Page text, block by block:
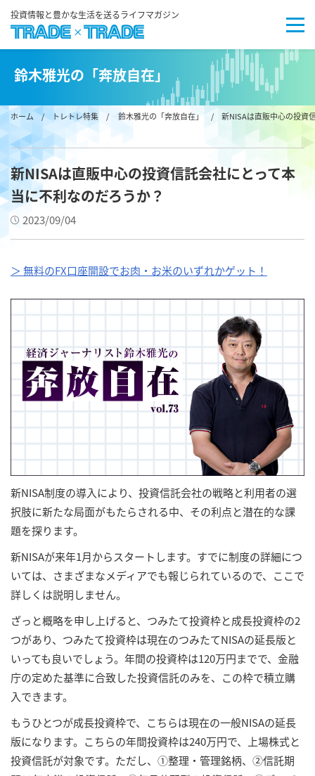
投資情報と豊かな生活を送るライフマガジン
鈴木雅光の「奔放自在」
ホーム/ トレトレ特集 / 鈴木雅光の「奔放自在」 / 新NISAは直販中心の投資
新NISAは直販中心の投資信託会社にとって本
当に不利なのだろうか？
2023/09/04
＞ 無料のFX口座開設でお肉・お米のいずれかゲット！
新NISA制度の導入により、投資信託会社の戦略と利用者の選
択肢に新たな局面がもたらされる中、その利点と潜在的な課
題を探ります。
新NISAが来年1月からスタートします。すでに制度の詳細につ
いては、さまざまなメディアでも報じられているので、ここで
詳しくは説明しません。
ざっと概略を申し上げると、つみたて投資枠と成長投資枠の2
つがあり、つみたて投資枠は現在のつみたてNISAの延長版と
いっても良いでしょう。年間の投資枠は120万円までで、金融
庁の定めた基準に合致した投資信託のみを、この枠で積立購
入できます。
もうひとつが成長投資枠で、こちらは現在の一般NISAの延長
版になります。こちらの年間投資枠は240万円で、上場株式と
投資信託が対象です。ただし、①整理・管理銘柄、②信託期